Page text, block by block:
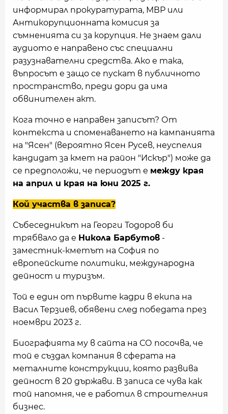
информирал прокуратурата, МВР или
Антикорупционната комисия за
съмненията си за корупция. Не знаем дали
аудиото е направено със специални
разузнавателни средства. Ако е така,
въпросът е защо се пускат в публичното
пространство, преди дори да има
обвинителен акт.
Кога точно е направен записът? От
контекста и споменаването на кампанията
на "Ясен" (вероятно Ясен Русев, неуспелия
кандидат за кмет на район "Искър") може да
се предположи, че периодът е между края
на април и края на юни 2025 г.
Кой участва в записа?
Събеседникът на Георги Тодоров би
трябвало да е Никола Барбутов -
заместник-кметът на София по
европейските политики, международна
дейност и туризъм.
Той е един от първите кадри в екипа на
Васил Терзиев, обявени след победата през
ноември 2023 г.
Биографията му в сайта на СО посочва, че
той е създал компания в сферата на
металните конструкции, която развива
дейност в 20 държави. В записа се чува как
той напомня, че е работил в строителния
бизнес.